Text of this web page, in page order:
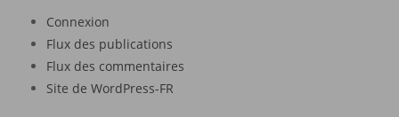
Connexion
Flux des publications
Flux des commentaires
Site de WordPress-FR